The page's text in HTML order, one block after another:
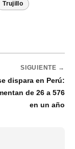
Trujillo
SIGUIENTE →
dispara en Perú:
de 26 a 576
en un año